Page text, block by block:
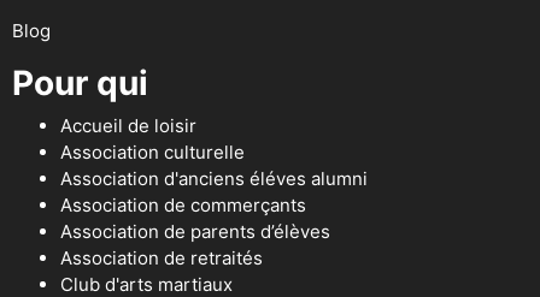
Blog
Pour qui
Accueil de loisir
Association culturelle
Association d'anciens éléves alumni
Association de commerçants
Association de parents d’élèves
Association de retraités
Club d'arts martiaux